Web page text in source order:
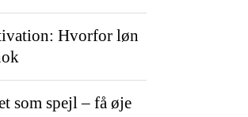
Hvorfor løn
som spejl – få øje